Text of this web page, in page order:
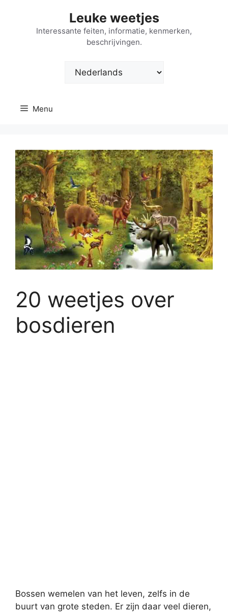
Leuke weetjes
Interessante feiten, informatie, kenmerken,
beschrijvingen.
Kies
Menu
20 weetjes over
bosdieren
Bossen wemelen van het leven, zelfs in de
buurt van grote steden. Er zijn daar veel dieren,